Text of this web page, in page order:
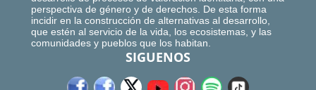
perspectiva de género y de derechos. De esta forma
incidir en la construcción de alternativas al desarrollo,
que estén al servicio de la vida, los ecosistemas, y las
comunidades y pueblos que los habitan.
SIGUENOS